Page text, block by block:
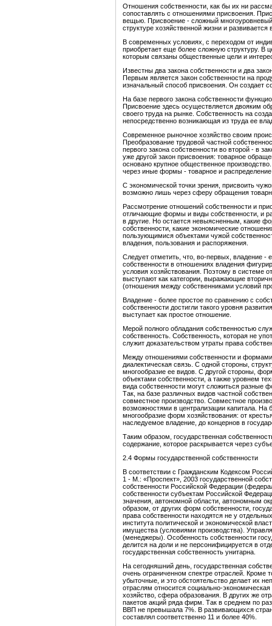
Отношения собственности, как бы их ни
сопоставлять с отношениями присвоения.
вещью. Присвоение - сложный
структуре хозяйственной жизни и
В современных условиях, с переходом от
приобретает еще более сложную структуру.
которым связаны общественные цели и
Известны два закона собственности и два
Первым является закон собственности на
изначальный способ присвоения. Он создает
На базе первого закона собственности
Присвоение здесь осуществляется двояким
своего труда на рынке. Собственность на
непосредственно возникающая из труда ее
Современное рыночное хозяйство своим
Преобразование трудовой частной
первого закона собственности во второй - в
уже другой закон присвоения: товарное
основано крупное общественное
через иные формы - товарное и
С экономической точки зрения, присвоить
возможно лишь через сферу обращения
Рассмотрение отношений собственности и
отличающие формы и виды собственности, и
в другие. Но остается невыясненным, какие
собственности, какие экономические
пользующимися объектами чужой
владения, пользования и распоряжения.
Следует отметить, что, во-первых, владение -
собственности в отношениях владения
условия хозяйствования. Поэтому в системе
выступают как категории, выражающие
(отношения между собственниками условий
Владение - более простое по сравнению с
собственности достигли такого уровня
выступает как простое отношение.
Мерой полного обладания собственностью
собственность. Собственность, которая не
служит доказательством утраты права
Между отношениями собственности и формами
диалектическая связь. С одной стороны,
многообразие ее видов. С другой стороны,
объектами собственности, а также уровнем
вида собственности могут сложиться разные
Так, на базе различных видов частной
совместное производство. Совместное
возможностями в централизации капитала. На
многообразие форм хозяйствования: от
наследуемое владение, до концернов в
Таким образом, государственная
содержание, которое раскрывается через
2.4 Формы государственной собственности
В соответствии с Гражданским Кодексом
1 - М.: «Проспект», 2003 государственной
собственности Российской Федерации
собственности субъектам Российской
значения, автономной области, автономным
образом, от других форм собственности,
права собственности находятся не у
института политической и экономической
имущества (условиями производства).
(менеджеры). Особенность собственности
делится на доли и не персонифицируется в
государственная собственность унитарна.
На сегодняшний день, государственная
очень ограниченном спектре отраслей. Кроме
убыточные, и это обстоятельство делает их
отраслям относится социально-
хозяйство, сфера образования. В других же
пакетов акций ряда фирм. Так в среднем по
ВВП не превышала 7%. В развивающихся
составлял соответственно 11 и более 40%.